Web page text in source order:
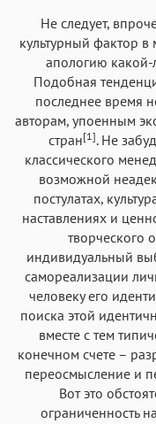
Не следует,
культурный фактор
апологию
Подобная
последнее время
авторам, упоенным
стран[1]. Не
классического
возможной
постулатах,
наставлениях и
творческого
индивидуальный
самореализации
человеку его
поиска этой
вместе с тем
конечном счете –
переосмысление и
Вот это
ограниченность